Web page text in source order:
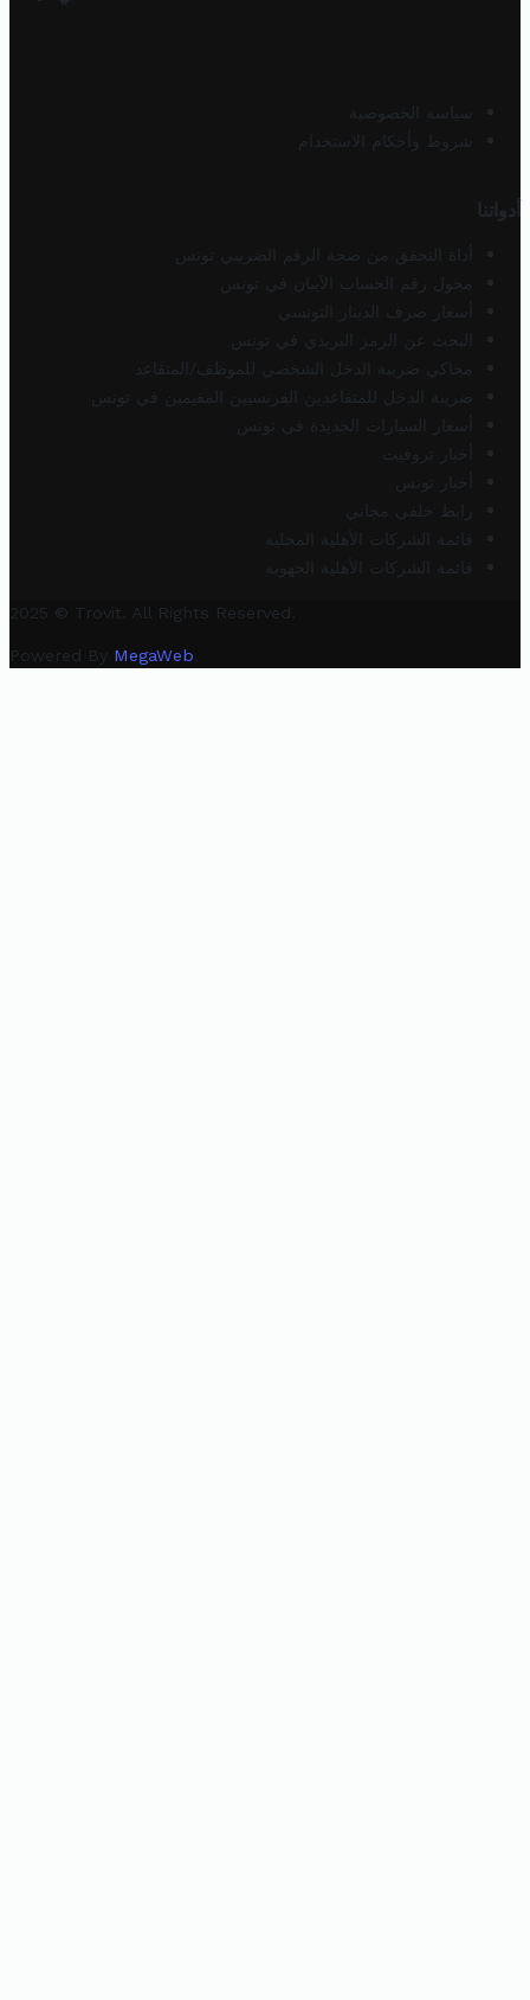
سياسة الخصوصية
شروط وأحكام الاستخدام
أدواتنا
أداة التحقق من صحة الرقم الضريبي تونس
محول رقم الحساب الآيبان في تونس
أسعار صرف الدينار التونسي
البحث عن الرمز البريدي في تونس
محاكي ضريبة الدخل الشخصي للموظف/المتقاعد
ضريبة الدخل للمتقاعدين الفرنسيين المقيمين في تونس
أسعار السيارات الجديدة في تونس
أخبار تروفيت
أخبار تونس
رابط خلفي مجاني
قائمة الشركات الأهلية المحلية
قائمة الشركات الأهلية الجهوية
2025 © Trovit. All Rights Reserved.
Powered By MegaWeb